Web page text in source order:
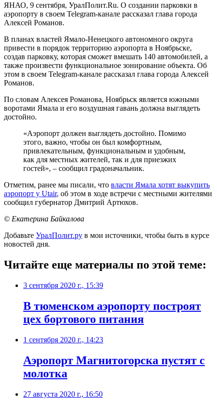
ЯНАО, 9 сентября, УралПолит.Ru. О создании парковки в
аэропорту в своем Telegram-канале рассказал глава города
Алексей Романов.
В планах властей Ямало-Ненецкого автономного округа
привести в порядок территорию аэропорта в Ноябрьске,
создав парковку, которая сможет вмешать 140 автомобилей, а
также произвести функциональное зонирование объекта. Об
этом в своем Telegram-канале рассказал глава города Алексей
Романов.
По словам Алексея Романова, Ноябрьск является южными
воротами Ямала и его воздушная гавань должна выглядеть
достойно.
«Аэропорт должен выглядеть достойно. Помимо
этого, важно, чтобы он был комфортным,
привлекательным, функциональным и удобным,
как для местных жителей, так и для приезжих
гостей», – сообщил градоначальник.
Отметим, ранее мы писали, что власти Ямала хотят выкупить
аэропорт у Utair, об этом в ходе встречи с местными жителями
сообщил губернатор Дмитрий Артюхов.
© Екатерина Байкалова
Добавьте УралПолит.ру в мои источники, чтобы быть в курсе
новостей дня.
Читайте еще материалы по этой теме:
3 сентября 2020 г., 15:39
​В тюменском аэропорту построят
цех бортового питания
1 сентября 2020 г., 14:23
​Аэропорт Магнитогорска пустят с
молотка
27 августа 2020 г., 16:50